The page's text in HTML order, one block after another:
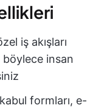
iş akışları
böylece insan
formları, e-